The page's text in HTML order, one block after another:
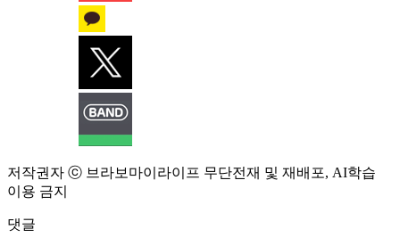
저작권자 ⓒ 브라보마이라이프 무단전재 및 재배포, AI학습
이용 금지
댓글